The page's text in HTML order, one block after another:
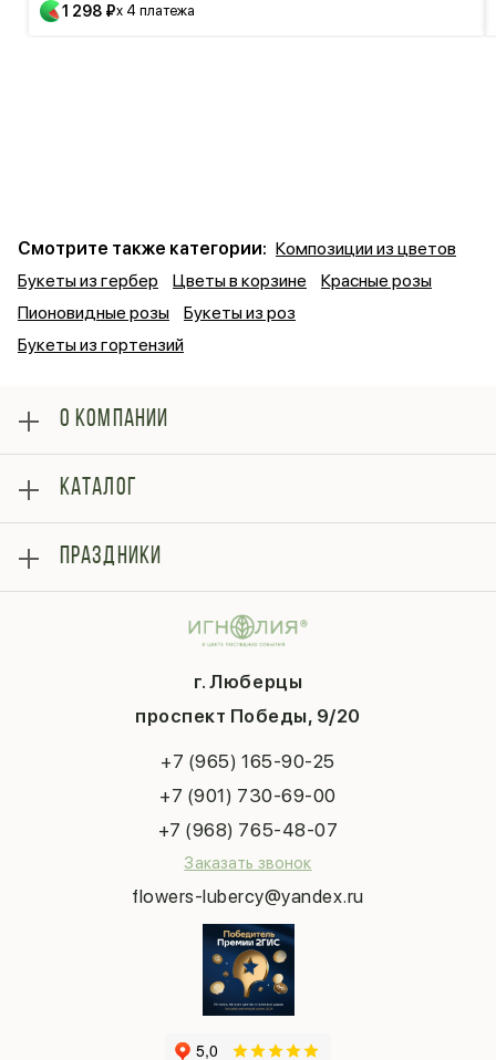
1 298 ₽x 4 платежа
Смотрите также категории: Композиции из цветов
Букеты из гербер
Цветы в корзине
Красные розы
Пионовидные розы
Букеты из роз
Букеты из гортензий
г. Люберцы
проспект Победы, 9/20
+7 (965) 165-90-25
+7 (901) 730-69-00
+7 (968) 765-48-07
Заказать звонок
flowers-lubercy@yandex.ru
О КОМПАНИИ
Оплата
Отзывы
Блог
Гарантии
Контакты
Публичная оферта
КАТАЛОГ
Букеты
Композиции
ПРАЗДНИКИ
Последний звонок